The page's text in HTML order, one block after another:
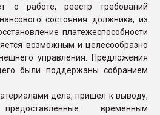
о работе, реестр требований
состояния должника, из
платежеспособности
возможным и целесообразно
управления. Предложения
были поддержаны собранием
дела, пришел к выводу,
временным